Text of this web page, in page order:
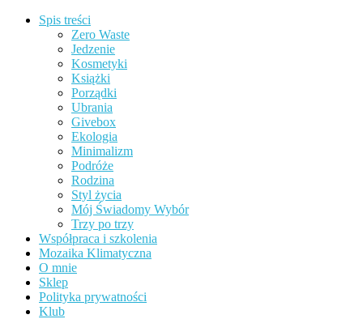
Spis treści
Zero Waste
Jedzenie
Kosmetyki
Książki
Porządki
Ubrania
Givebox
Ekologia
Minimalizm
Podróże
Rodzina
Styl życia
Mój Świadomy Wybór
Trzy po trzy
Współpraca i szkolenia
Mozaika Klimatyczna
O mnie
Sklep
Polityka prywatności
Klub